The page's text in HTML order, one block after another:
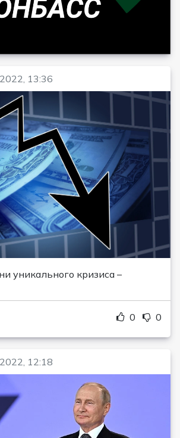
13:36
уникального кризиса –
0 0
12:18